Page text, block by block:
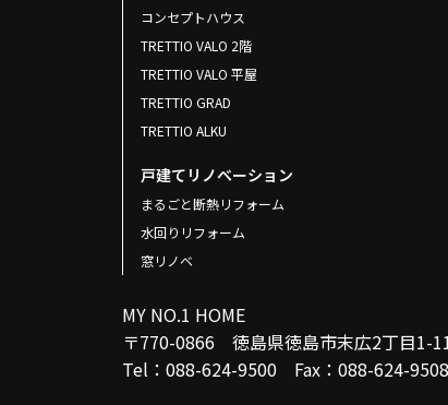
コンセプトハウス
TRETTIO VALO 2階
TRETTIO VALO 平屋
TRETTIO GRAD
TRETTIO ALKU
戸建てリノベーション
まるごと断熱リフォーム
水回りリフォーム
窓リノベ
MY NO.1 HOME
〒770-0866 徳島県徳島市末広2丁目1-
Tel：088-624-9500 Fax：088-624-9508